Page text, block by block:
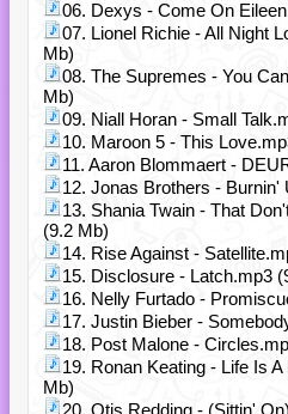
06. Dexys - Come On
07. Lionel Richie - All Night
Mb)
08. The Supremes - You
Mb)
09. Niall Horan - Small
10. Maroon 5 - This
11. Aaron Blommaert -
12. Jonas Brothers - Burnin'
13. Shania Twain - That
(9.2 Mb)
14. Rise Against -
15. Disclosure - Latch.mp3
16. Nelly Furtado -
17. Justin Bieber -
18. Post Malone -
19. Ronan Keating - Life Is
Mb)
20. Otis Redding - (Sittin'